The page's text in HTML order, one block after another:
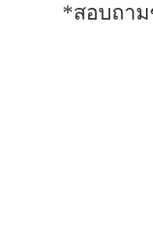
*สอบถาม